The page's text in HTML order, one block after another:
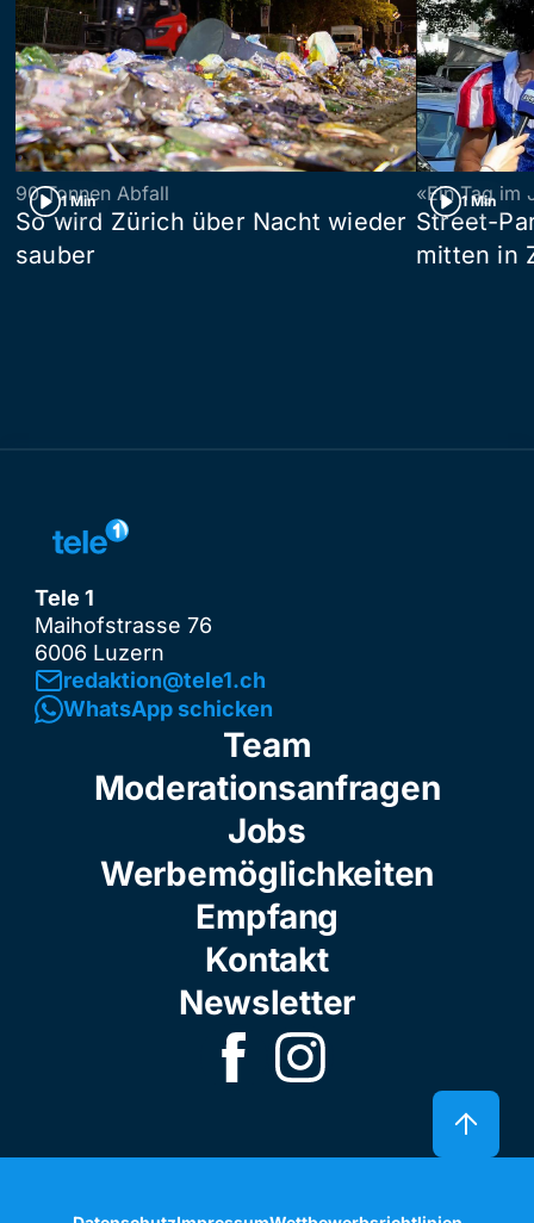
1 Min
90 Tonnen Abfall
So wird Zürich über Nacht wieder
sauber
1 Min
«Ein Tag im
Street-
mitten in
Tele 1
Maihofstrasse 76
6006 Luzern
redaktion@tele1.ch
WhatsApp schicken
Team
Moderationsanfragen
Jobs
Werbemöglichkeiten
Empfang
Kontakt
Newsletter